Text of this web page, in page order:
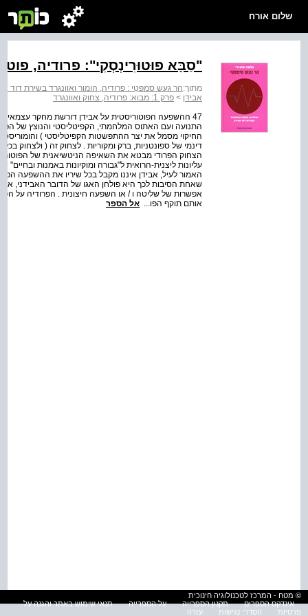
שלום אורח
"סַבָּא פוּטוּרִינְסְקִי": פרודיה,
מתוך:הר געש סמפּטִי : פרודיה, הומור ואוונגרד בשירת דוד
אבידן > פרק 1: מבוא: פרודיה, צחוק ואוונגרד
47 ההשפעה הפוטוריסטית על אבידן דורשת מחקר
התנועה ועם האתוס המלחמתי, הקפיטליסטי והנוצץ של
החיקוי מסמל את יצר ההתפשטות הקפיטליסטי )
דינמי של ספונטניות, ברק ומקוריות . לצחוק זה ( ולצחוק
עליונות ליצנית-הרואית ל"גבורה ומוקיונות באמנות
האמור לעיל, אבידן איננו מקבל בכל שיריו את ההשפעה
שאחת הסיבות לכך היא פולחן האגו של הדובר האבידני,
אפשרות של שליטה ו / או השפעה חיצונית . הפרודיה על
אותם תוקף הפו... אל הספר
© מטח - המרכז לטכנולוגיה חינוכית
אינדקס הספרים
תקנון הספרייה על הספרייה
תנאי שימוש באתר והגנה על
פרטיות
הסדרי נגישות עזרה